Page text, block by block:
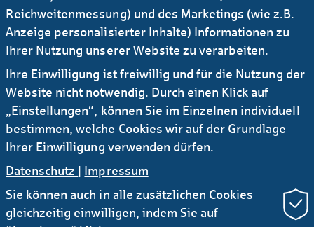
Zertifikate-Portal
Sie suchen als Privat­kunde eine Retail-Emis­
sion der Helaba?
zum Helaba-Zertifikateportal
Reichweitenmessung) und des Marketings (wie z.B.
Anzeige personalisierter Inhalte) Informationen zu
Ihrer Nutzung unserer Website zu verarbeiten.
Ihre Einwilligung ist freiwillig und für die Nutzung der
Website nicht notwendig. Durch einen Klick auf
„Einstellungen“, können Sie im Einzelnen individuell
bestimmen, welche Cookies wir auf der Grundlage
Ihrer Einwilligung verwenden dürfen.
Datenschutz | Impressum
Sie können auch in alle zusätzlichen Cookies
gleichzeitig einwilligen, indem Sie auf